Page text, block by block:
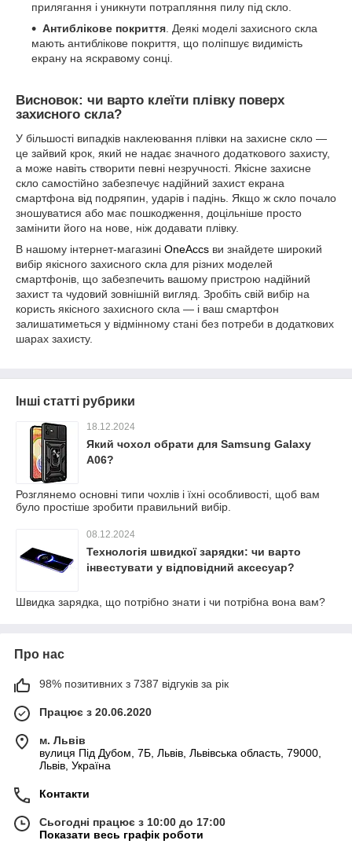
прилягання і уникнути потрапляння пилу під скло.
Антиблікове покриття . Деякі моделі захисного скла
мають антиблікове покриття, що поліпшує видимість
екрану на яскравому сонці.
Висновок: чи варто клеїти плівку поверх
захисного скла?
У більшості випадків наклеювання плівки на захисне скло —
це зайвий крок, який не надає значного додаткового захисту,
а може навіть створити певні незручності. Якісне захисне
скло самостійно забезпечує надійний захист екрана
смартфона від подряпин, ударів і падінь. Якщо ж скло почало
зношуватися або має пошкодження, доцільніше просто
замінити його на нове, ніж додавати плівку.
В нашому інтернет-магазині OneAccs ви знайдете широкий
вибір якісного захисного скла для різних моделей
смартфонів, що забезпечить вашому пристрою надійний
захист та чудовий зовнішній вигляд. Зробіть свій вибір на
користь якісного захисного скла — і ваш смартфон
залишатиметься у відмінному стані без потреби в додаткових
шарах захисту.
Інші статті рубрики
18.12.2024
Який чохол обрати для Samsung Galaxy
A06?
Розглянемо основні типи чохлів і їхні особливості, щоб вам
було простіше зробити правильний вибір.
08.12.2024
Технологія швидкої зарядки: чи варто
інвестувати у відповідний аксесуар?
Швидка зарядка, що потрібно знати і чи потрібна вона вам?
Про нас
98% позитивних з 7387 відгуків за рік
Працює з 20.06.2020
м. Львів
вулиця Під Дубом, 7Б, Львів, Львівська область, 79000,
Львів, Україна
Контакти
Сьогодні працює з 10:00 до 17:00
Показати весь графік роботи